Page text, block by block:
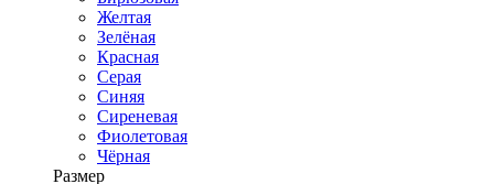
Желтая
Зелёная
Красная
Серая
Синяя
Сиреневая
Фиолетовая
Чёрная
Размер